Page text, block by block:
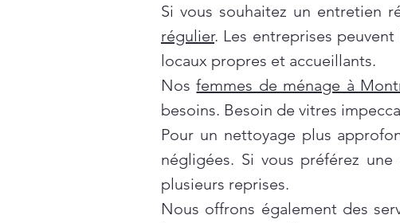
Si vous souhaitez un entretien
régulier. Les entreprises
locaux propres et accueillants.
Nosfemmes de ménage à
besoins. Besoin de vitres
Pour un nettoyage plus
négligées. Si vous préférez
plusieurs reprises.
Nous offrons également des